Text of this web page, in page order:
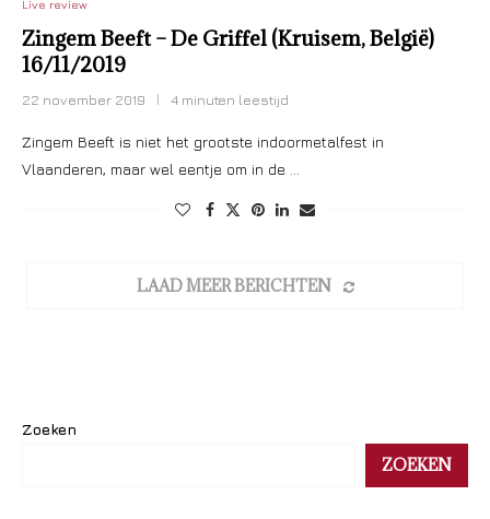
Live review
Zingem Beeft – De Griffel (Kruisem, België)
16/11/2019
22 november 2019 4 minuten leestijd
Zingem Beeft is niet het grootste indoormetalfest in
Vlaanderen, maar wel eentje om in de …
LAAD MEER BERICHTEN
Zoeken
ZOEKEN